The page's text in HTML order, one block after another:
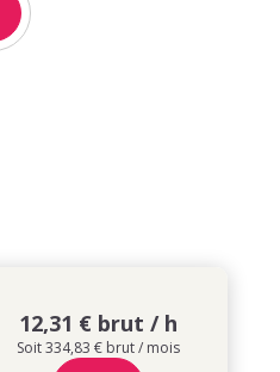
12,31 € brut / h
Soit 334,83 € brut / mois